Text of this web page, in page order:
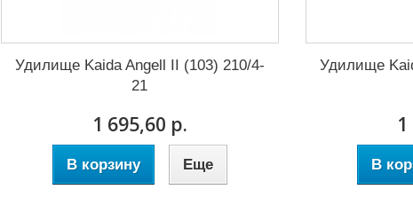
Удилище Kaida Angell II (103) 210/4-
21
1 695,60 р.
В корзину Еще
Удилище
В